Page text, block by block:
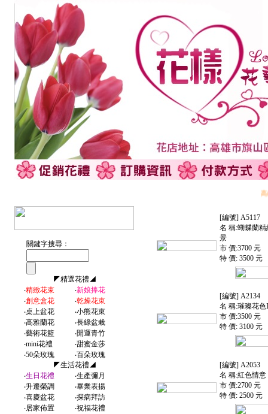
高
關鍵字搜尋：
◤精選花禮◢
‧精緻花束 ‧新娘捧花
‧創意盒花 ‧乾燥花束
‧桌上盆花 ‧小熊花束
‧高雅蘭花 ‧長綠盆栽
‧藝術花籃 ‧開運青竹
‧mini花禮 ‧甜蜜金莎
‧50朵玫瑰 ‧百朵玫瑰
◤生活花禮◢
‧生日花禮 ‧生產彌月
‧升遷榮調 ‧畢業表揚
‧喜慶盆花 ‧探病拜訪
‧居家佈置 ‧祝福花禮
[編號] A5117
名 稱:蝴蝶蘭精
景
市 價:3700 元
特 價: 3500 元
[編號] A2134
名 稱:璀璨花
市 價:3500 元
特 價: 3100 元
[編號] A2053
名 稱:紅色情意
市 價:2700 元
特 價: 2500 元